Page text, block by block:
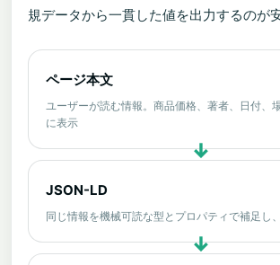
規データから一貫した値を出力するのが
ページ本文
ユーザーが読む情報。商品価格、著者、日付、
に表示
JSON-LD
同じ情報を機械可読な型とプロパティで補足し